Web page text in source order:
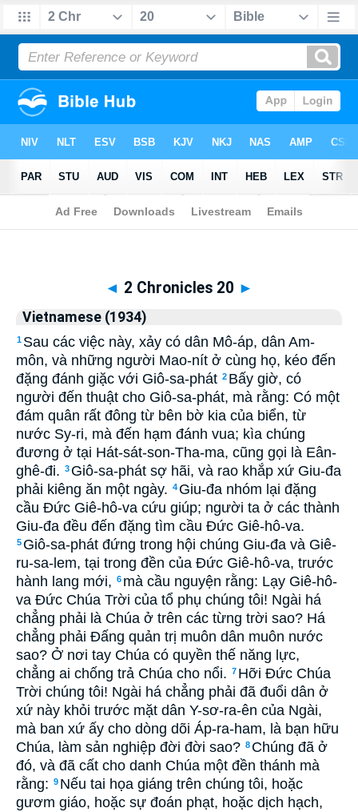
Biblia>Vietnamese (1934) > 2 Chronicles 20
◄ 2 Chronicles 20 ►
Vietnamese (1934)
1 Sau các việc này, xảy có dân Mô-áp, dân Am-
môn, và những người Mao-nít ở cùng họ, kéo đến
đặng đánh giặc với Giô-sa-phát 2 Bấy giờ, có
người đến thuật cho Giô-sa-phát, mà rằng: Có một
đám quân rất đông từ bên bờ kia của biển, từ
nước Sy-ri, mà đến hạm đánh vua; kìa chúng
đương ở tại Hát-sát-son-Tha-ma, cũng gọi là Eân-
ghê-đi. 3 Giô-sa-phát sợ hãi, và rao khắp xứ Giu-đa
phải kiêng ăn một ngày. 4 Giu-đa nhóm lại đặng
cầu Ðức Giê-hô-va cứu giúp; người ta ở các thành
Giu-đa đều đến đặng tìm cầu Ðức Giê-hô-va.
5 Giô-sa-phát đứng trong hội chúng Giu-đa và Giê-
ru-sa-lem, tại trong đền của Ðức Giê-hô-va, trước
hành lang mới, 6 mà cầu nguyện rằng: Lạy Giê-hô-
va Ðức Chúa Trời của tổ phụ chúng tôi! Ngài há
chẳng phải là Chúa ở trên các từng trời sao? Há
chẳng phải Ðấng quản trị muôn dân muôn nước
sao? Ở nơi tay Chúa có quyền thế năng lực,
chẳng ai chống trả Chúa cho nổi. 7 Hỡi Ðức Chúa
Trời chúng tôi! Ngài há chẳng phải đã đuổi dân ở
xứ này khỏi trước mặt dân Y-sơ-ra-ên của Ngài,
mà ban xứ ấy cho dòng dõi Áp-ra-ham, là bạn hữu
Chúa, làm sản nghiệp đời đời sao? 8 Chúng đã ở
đó, và đã cất cho danh Chúa một đền thánh mà
rằng: 9 Nếu tai họa giáng trên chúng tôi, hoặc
gươm giáo, hoặc sự đoán phạt, hoặc dịch hạch,